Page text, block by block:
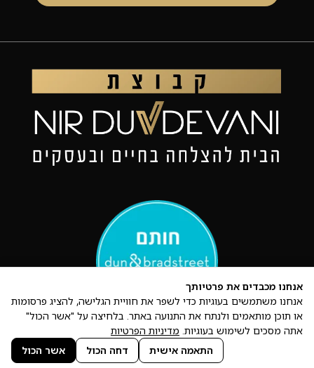
אנחנו מכבדים את פרטיותך
אנחנו משתמשים בעוגיות כדי לשפר את חוויית הגלישה, להציג פרסומות
או תוכן מותאמים ולנתח את התנועה באתר. בלחיצה על "אשר הכול"
אתה מסכים לשימוש בעוגיות. מדיניות הפרטיות
התאמה אישית
דחה הכול אשר הכול